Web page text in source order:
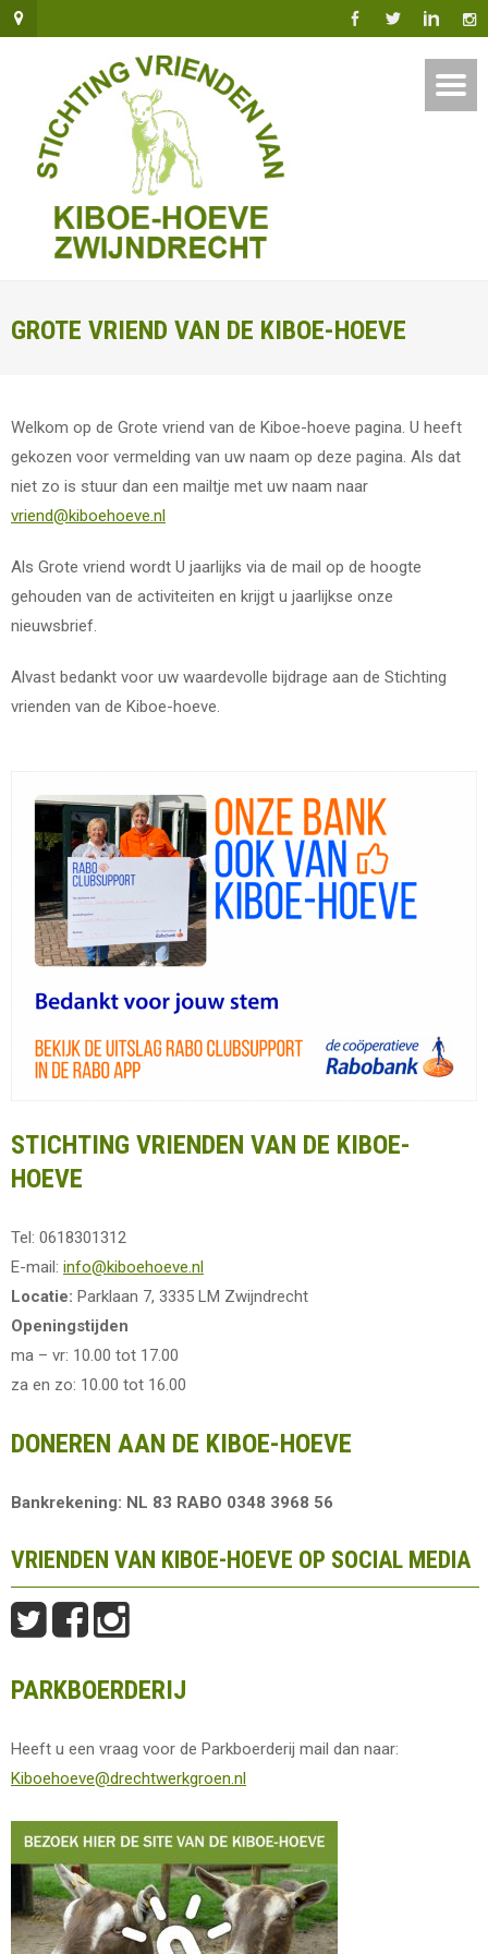
GROTE VRIEND VAN DE KIBOE-HOEVE
Welkom op de Grote vriend van de Kiboe-hoeve pagina. U heeft
gekozen voor vermelding van uw naam op deze pagina. Als dat
niet zo is stuur dan een mailtje met uw naam naar
vriend@kiboehoeve.nl
Als Grote vriend wordt U jaarlijks via de mail op de hoogte
gehouden van de activiteiten en krijgt u jaarlijkse onze
nieuwsbrief.
Alvast bedankt voor uw waardevolle bijdrage aan de Stichting
vrienden van de Kiboe-hoeve.
STICHTING VRIENDEN VAN DE KIBOE-
HOEVE
Tel: 0618301312
E-mail: info@kiboehoeve.nl
Locatie: Parklaan 7, 3335 LM Zwijndrecht
Openingstijden
ma – vr: 10.00 tot 17.00
za en zo: 10.00 tot 16.00
DONEREN AAN DE KIBOE-HOEVE
Bankrekening: NL 83 RABO 0348 3968 56
VRIENDEN VAN KIBOE-HOEVE OP SOCIAL MEDIA
PARKBOERDERIJ
Heeft u een vraag voor de Parkboerderij mail dan naar:
Kiboehoeve@drechtwerkgroen.nl